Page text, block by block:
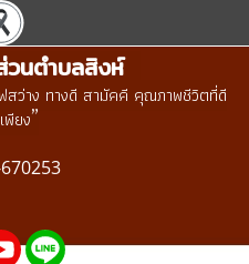
วนตำบลสิงห์
สว่าง ทางดี สามัคคี คุณภาพชีวิตที่ดี
พียง”